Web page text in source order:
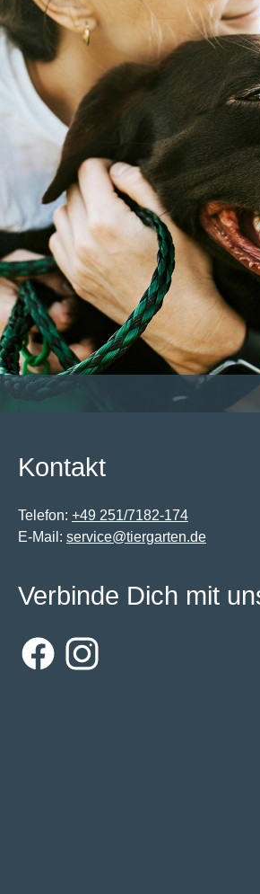
Kontakt
Telefon: +49 251/7182-174
E-Mail: service@tiergarten.de
Verbinde Dich mit
FacebookInstagram